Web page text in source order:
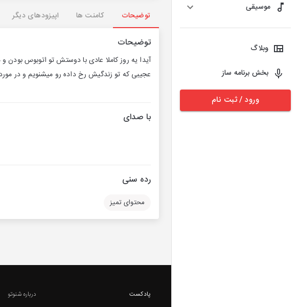
موسیقی
وبلاگ
بخش برنامه ساز
ورود / ثبت نام
توضیحات کامنت ها اپیزودهای دیگر
توضیحات
آیدا یه روز کاملا عادی با دوستش تو اتوبوس
عجیبی که تو زندگیش رخ داده رو میشنویم و در
با صدای
رده سنی
محتوای تمیز
پادکست
درباره شنوتو